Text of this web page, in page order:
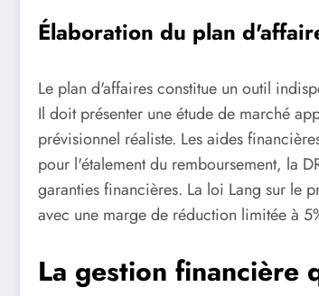
Élaboration du plan
Le plan d'affaires constitue un outil
Il doit présenter une étude de marché
prévisionnel réaliste. Les aides
pour l'étalement du remboursement, la
garanties financières. La loi Lang sur le
avec une marge de réduction limitée à
La gestion financière